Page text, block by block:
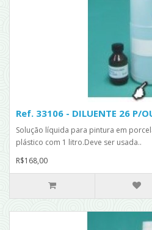
Ref. 33106 - DILUENTE 26 P/
Solução líquida para pintura em
plástico com 1 litro.Deve ser usada..
R$168,00